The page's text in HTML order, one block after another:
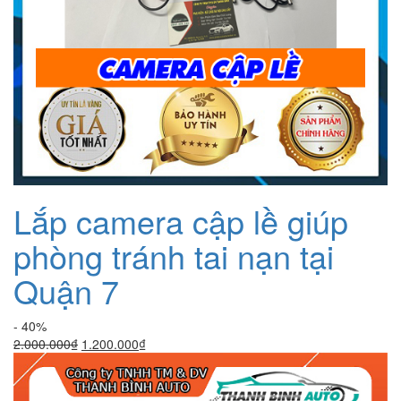
Lắp camera cập lề giúp
phòng tránh tai nạn tại
Quận 7
- 40%
2.000.000₫ Giá
là:
2.000.000₫.
1.200.000₫Giá
tại
là: